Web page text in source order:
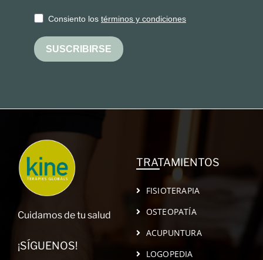
Consiento los términos y condiciones
SUSCRIBIRSE
Cuidamos de tu salud
¡SÍGUENOS!
TRATAMIENTOS
FISIOTERAPIA
OSTEOPATÍA
ACUPUNTURA
LOGOPEDIA